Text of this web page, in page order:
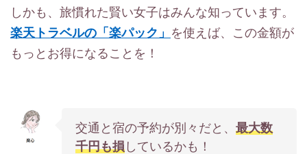
しかも、旅慣れた賢い女子はみんな知っています。
楽天トラベルの「楽パック」 を使えば、この金額が
もっとお得になることを！
交通と宿の予約が別々だと、 最大数
千円も損しているかも！